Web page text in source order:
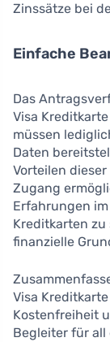
Zinssätze bei
Einfache
Das
Visa
müssen
Daten
Vorteilen
Zugang
Erfahrungen
Kreditkarten
finanzielle
Visa
Kostenfreiheit
Begleiter für all